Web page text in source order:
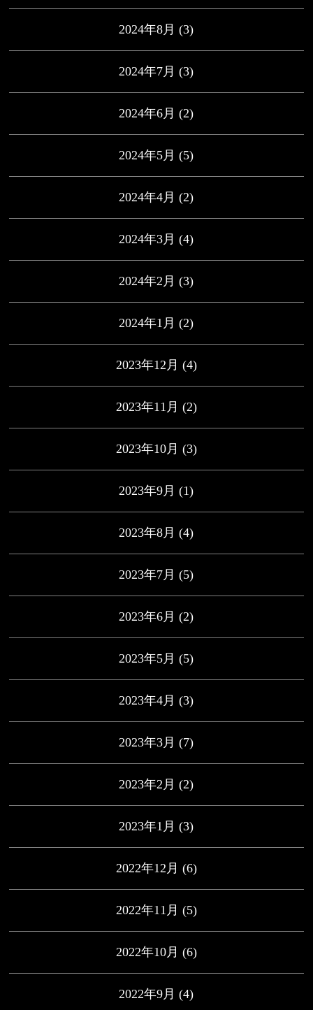
2024年8月 (3)
2024年7月 (3)
2024年6月 (2)
2024年5月 (5)
2024年4月 (2)
2024年3月 (4)
2024年2月 (3)
2024年1月 (2)
2023年12月 (4)
2023年11月 (2)
2023年10月 (3)
2023年9月 (1)
2023年8月 (4)
2023年7月 (5)
2023年6月 (2)
2023年5月 (5)
2023年4月 (3)
2023年3月 (7)
2023年2月 (2)
2023年1月 (3)
2022年12月 (6)
2022年11月 (5)
2022年10月 (6)
2022年9月 (4)